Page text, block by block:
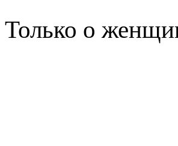
Только о